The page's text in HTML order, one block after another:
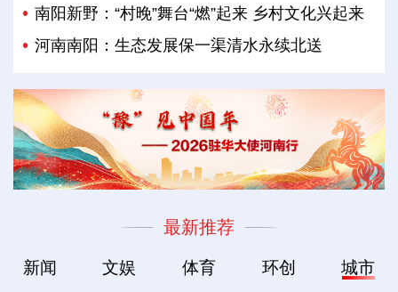
南阳新野：“村晚”舞台“燃”起来 乡村文化兴起来
河南南阳：生态发展保一渠清水永续北送
最新推荐
新闻 文娱 体育 环创 城市